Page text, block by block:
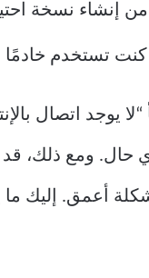
إنشاء نسخة
تستخدم خادمًا
حال. ومع ذلك،